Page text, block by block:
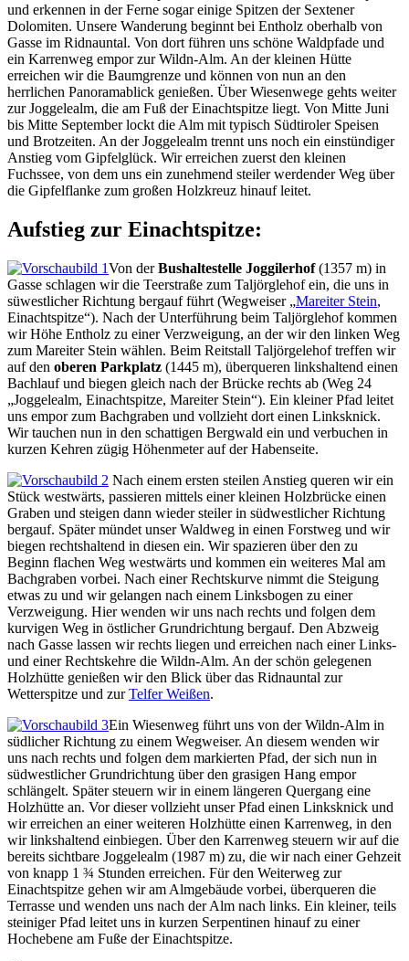
und erkennen in der Ferne sogar einige Spitzen der Sextener
Dolomiten. Unsere Wanderung beginnt bei Entholz oberhalb von
Gasse im Ridnauntal. Von dort führen uns schöne Waldpfade und
ein Karrenweg empor zur Wildn-Alm. An der kleinen Hütte
erreichen wir die Baumgrenze und können von nun an den
herrlichen Panoramablick genießen. Über Wiesenwege gehts weiter
zur Joggelealm, die am Fuß der Einachtspitze liegt. Von Mitte Juni
bis Mitte September lockt die Alm mit typisch Südtiroler Speisen
und Brotzeiten. An der Joggelealm trennt uns noch ein einstündiger
Anstieg vom Gipfelglück. Wir erreichen zuerst den kleinen
Fuchssee, von dem uns ein zunehmend steiler werdender Weg über
die Gipfelflanke zum großen Holzkreuz hinauf leitet.
Aufstieg zur Einachtspitze:
Von derBushaltestelle Joggilerhof(1357 m) in
Gasse schlagen wir die Teerstraße zum Taljörglehof ein, die uns in
süwestlicher Richtung bergauf führt (Wegweiser „Mareiter Stein,
Einachtspitze“). Nach der Unterführung beim Taljörglehof kommen
wir Höhe Entholz zu einer Verzweigung, an der wir den linken Weg
zum Mareiter Stein wählen. Beim Reitstall Taljörgelehof treffen wir
auf den oberen Parkplatz (1445 m), überqueren linkshaltend einen
Bachlauf und biegen gleich nach der Brücke rechts ab (Weg 24
„Joggelealm, Einachtspitze, Mareiter Stein“). Ein kleiner Pfad leitet
uns empor zum Bachgraben und vollzieht dort einen Linksknick.
Wir tauchen nun in den schattigen Bergwald ein und verbuchen in
kurzen Kehren zügig Höhenmeter auf der Habenseite.
Nach einem ersten steilen Anstieg queren wir ein
Stück westwärts, passieren mittels einer kleinen Holzbrücke einen
Graben und steigen dann wieder steiler in südwestlicher Richtung
bergauf. Später mündet unser Waldweg in einen Forstweg und wir
biegen rechtshaltend in diesen ein. Wir spazieren über den zu
Beginn flachen Weg westwärts und kommen ein weiteres Mal am
Bachgraben vorbei. Nach einer Rechtskurve nimmt die Steigung
etwas zu und wir gelangen nach einem Linksbogen zu einer
Verzweigung. Hier wenden wir uns nach rechts und folgen dem
kurvigen Weg in östlicher Grundrichtung bergauf. Den Abzweig
nach Gasse lassen wir rechts liegen und erreichen nach einer Links-
und einer Rechtskehre die Wildn-Alm. An der schön gelegenen
Holzhütte genießen wir den Blick über das Ridnauntal zur
Wetterspitze und zurTelfer Weißen.
Ein Wiesenweg führt uns von der Wildn-Alm in
südlicher Richtung zu einem Wegweiser. An diesem wenden wir
uns nach rechts und folgen dem markierten Pfad, der sich nun in
südwestlicher Grundrichtung über den grasigen Hang empor
schlängelt. Später steuern wir in einem längeren Quergang eine
Holzhütte an. Vor dieser vollzieht unser Pfad einen Linksknick und
wir erreichen an einer weiteren Holzhütte einen Karrenweg, in den
wir linkshaltend einbiegen. Über den Karrenweg steuern wir auf die
bereits sichtbare Joggelealm (1987 m) zu, die wir nach einer Gehzeit
von knapp 1 ¾ Stunden erreichen. Für den Weiterweg zur
Einachtspitze gehen wir am Almgebäude vorbei, überqueren die
Terrasse und wenden uns nach der Alm nach links. Ein kleiner, teils
steiniger Pfad leitet uns in kurzen Serpentinen hinauf zu einer
Hochebene am Fuße der Einachtspitze.